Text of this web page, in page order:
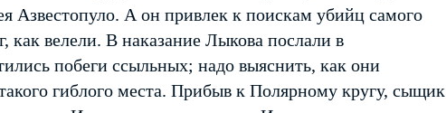
Азвестопуло. А он привлек к поискам убийц самого
как велели. В наказание Лыкова послали в
побеги ссыльных; надо выяснить, как они
гиблого места. Прибыв к Полярному кругу, сыщик